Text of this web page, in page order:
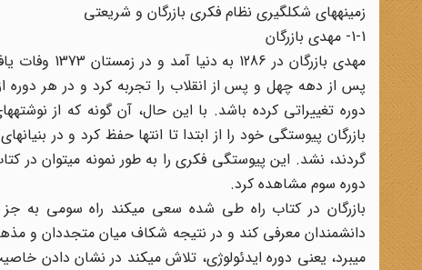
زمینههای شکلگیری نظام فکری بازرگان و شریعتی
1-1- مهدی بازرگان
مهدی
پس از دهه چهل و پس از انقلاب را تجربه کرد و در هر
دوره تغییراتی کرده باشد. با این حال، آن گونه که از
بازرگان پیوستگی خود را از ابتدا تا انتها حفظ کرد و در
گردند، نشد. این پیوستگی فکری را به طور نمونه میتوان در
دوره سوم مشاهده کرد.
بازرگان در کتاب راه طی شده سعی میکند راه سومی به
دانشمندان معرفی کند و در نتیجه شکاف میان متجددان و
میبرد، یعنی دوره ایدئولوژی، تلاش میکند در نشان دادن